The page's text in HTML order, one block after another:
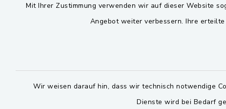
Mit Ihrer Zustimmung verwenden wir auf dieser Website
Angebot weiter verbessern. Ihre
Wir weisen darauf hin, dass wir technisch notwendige
Dienste wird bei Bedarf
09435 309-227
info@schwarzach-bei-
Montag bis
08:00-
Montag und
14:00-
Donnerstag
14:00-17:00